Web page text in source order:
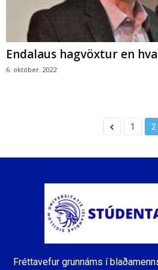
Endalaus hagvöxtur en
6. október. 2022
1 2
Fréttavefur grunnáms í